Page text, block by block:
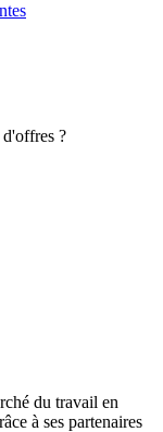
d'offres ?
du travail en
à ses partenaires